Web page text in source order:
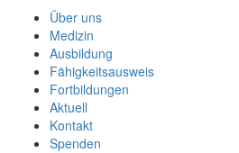
Über uns
Medizin
Ausbildung
Fähigkeitsausweis
Fortbildungen
Aktuell
Kontakt
Spenden